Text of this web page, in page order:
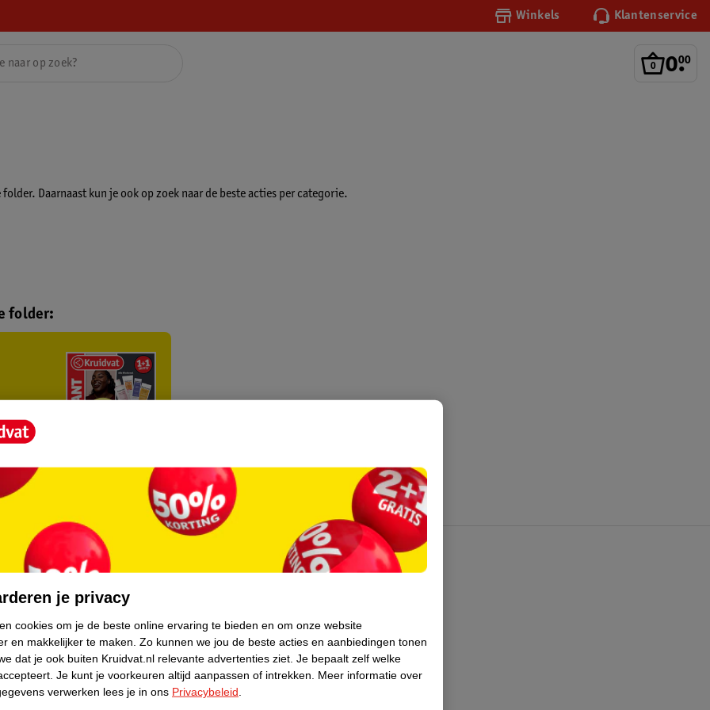
Winkels Klantenservice
0.
00
Daarnaast kun je ook op zoek naar de beste acties per categorie.
folder:
Over Kruidvat
Pers
Winkelformule
Bedrijfsgegevens
je privacy
cookies om je de beste online ervaring te bieden en om onze website
en makkelijker te maken. Zo kunnen we jou de beste acties en aanbiedingen tonen
dat je ook buiten Kruidvat.nl relevante advertenties ziet. Je bepaalt zelf welke
Je kunt je voorkeuren altijd aanpassen of intrekken.
Meer informatie over
verwerken lees je in ons Privacybeleid